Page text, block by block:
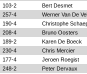
103-2
Bert Desmet
257-4
Werner Van De
190-4
Christophe
208-4
Bruno Oosters
189-2
Karen De Boeck
230-4
Chris Mercier
177-4
Jeroen Roegist
248-2
Peter Dervaux